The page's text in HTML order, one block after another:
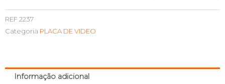
REF2237
Categoria PLACA DE VIDEO
Informação adicional